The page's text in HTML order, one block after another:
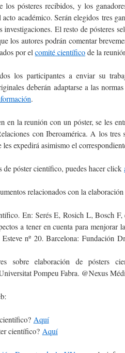
los pósteres recibidos, y los
académico. Serán elegidos tres
El resto de pósteres
los autores podrán comentar
por el comité científicode la
los participantes a enviar su
deberán adaptarse a las
.
en la reunión con un póster, se les
con Iberoamérica. A los tres
les expedirá asimismo el
de póster científico, puedes hacer click
relacionados con la
En: Serés E, Rosich L, Bosch F,
a tener en cuenta para menjorar
nº 20. Barcelona: Fundación
sobre elaboración de pósters
Pompeu Fabra. @Nexus
Aquí
científico? Aquí